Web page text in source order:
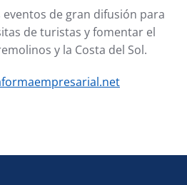
de gran difusión para
de turistas y fomentar el
y la Costa del Sol.